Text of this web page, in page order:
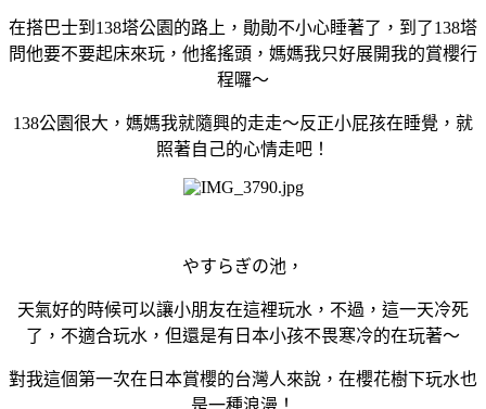
在搭巴士到138塔公園的路上，勛勛不小心睡著了，到了138塔
問他要不要起床來玩，他搖搖頭，媽媽我只好展開我的賞櫻行
程囉～
138公園很大，媽媽我就隨興的走走～反正小屁孩在睡覺，就
照著自己的心情走吧！
やすらぎの池，
天氣好的時候可以讓小朋友在這裡玩水，不過，這一天冷死
了，不適合玩水，但還是有日本小孩不畏寒冷的在玩著～
對我這個第一次在日本賞櫻的台灣人來說，在櫻花樹下玩水也
是一種浪漫！